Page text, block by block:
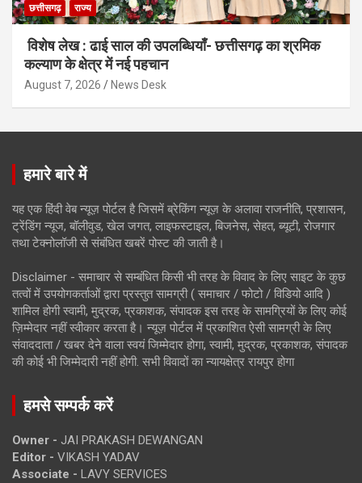
छत्तीसगढ़ राज्य
विशेष लेख : ढाई साल की उपलब्धियाँ- छत्तीसगढ़ का श्रमिक
कल्याण के क्षेत्र में नई पहचान
August 7, 2026 News Desk
हमारे बारे में
यह एक हिंदी वेब न्यूज़ पोर्टल है जिसमें ब्रेकिंग न्यूज़ के अलावा राजनीति, प्रशासन,
ट्रेंडिंग न्यूज, बॉलीवुड, खेल जगत, लाइफस्टाइल, बिजनेस, सेहत, ब्यूटी, रोजगार
तथा टेक्नोलॉजी से संबंधित खबरें पोस्ट की जाती है।
Disclaimer - समाचार से सम्बंधित किसी भी तरह के विवाद के लिए साइट के कुछ
तत्वों में उपयोगकर्ताओं द्वारा प्रस्तुत सामग्री ( समाचार / फोटो / विडियो आदि )
शामिल होगी स्वामी, मुद्रक, प्रकाशक, संपादक इस तरह के सामग्रियों के लिए कोई
ज़िम्मेदार नहीं स्वीकार करता है। न्यूज़ पोर्टल में प्रकाशित ऐसी सामग्री के लिए
संवाददाता / खबर देने वाला स्वयं जिम्मेदार होगा, स्वामी, मुद्रक, प्रकाशक, संपादक
की कोई भी जिम्मेदारी नहीं होगी. सभी विवादों का न्यायक्षेत्र रायपुर होगा
हमसे सम्पर्क करें
Owner - JAI PRAKASH DEWANGAN
Editor - VIKASH YADAV
Associate - LAVY SERVICES